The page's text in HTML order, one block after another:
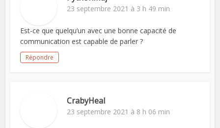
23 septembre 2021 à 3 h 49 min
Est-ce que quelqu’un avec une bonne capacité de
communication est capable de parler ?
Répondre
CrabyHeal
23 septembre 2021 à 8 h 06 min